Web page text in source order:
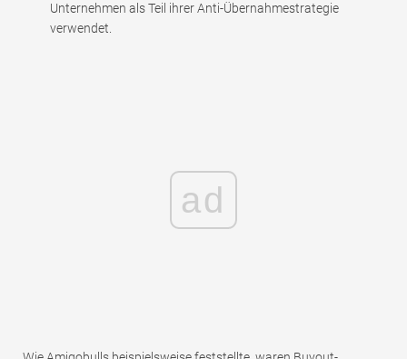
Unternehmen als Teil ihrer Anti-Übernahmestrategie
verwendet.
ad